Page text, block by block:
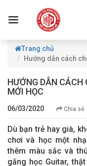
Trang chủ
Hướng dẫn cách
HƯỚNG DẪN CÁCH
MỚI HỌC
06/03/2020 Chia sẻ
Dù bạn trẻ hay già,
chơi và học một
thêm màu sắc và
gắng học Guitar,